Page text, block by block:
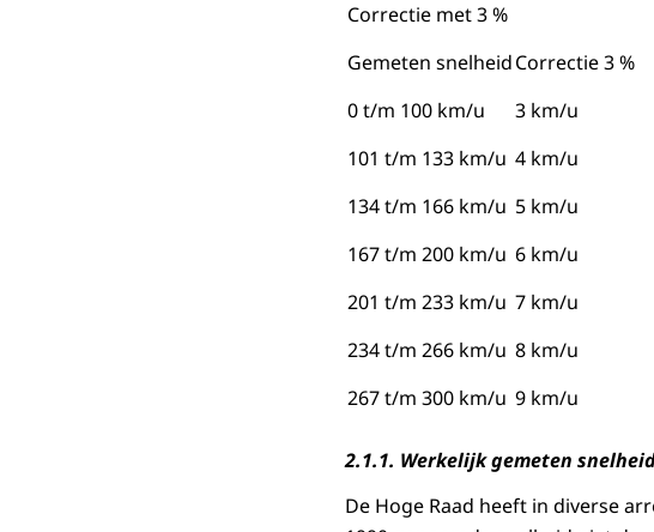
Correctie met 3 %
Gemeten snelheidCorrectie 3 %
0 t/m 100 km/u
3 km/u
101 t/m 133 km/u 4 km/u
134 t/m 166 km/u 5 km/u
167 t/m 200 km/u 6 km/u
201 t/m 233 km/u 7 km/u
234 t/m 266 km/u 8 km/u
267 t/m 300 km/u 9 km/u
2.1.1. Werkelijk gemeten
De Hoge Raad heeft in diverse